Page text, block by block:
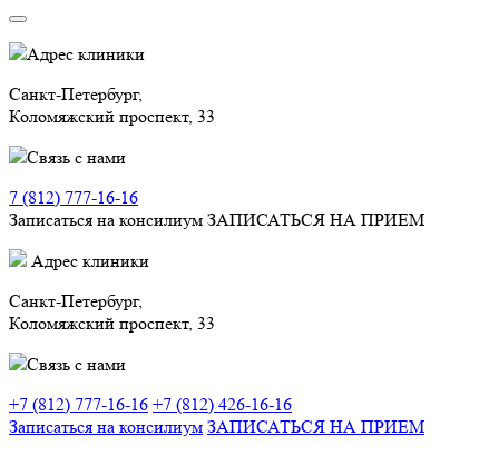
Адрес клиники
Санкт-Петербург,
Коломяжский проспект, 33
Связь с нами
7 (812) 777-16-16
Записаться на консилиум ЗАПИСАТЬСЯ НА ПРИЕМ
Адрес клиники
Санкт-Петербург,
Коломяжский проспект, 33
Связь с нами
+7 (812) 777-16-16 +7 (812) 426-16-16
Записаться на консилиум ЗАПИСАТЬСЯ НА ПРИЕМ